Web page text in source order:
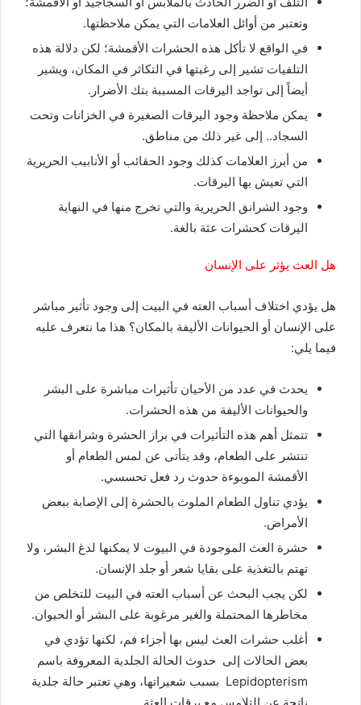
وتعتبر من أوائل العلامات التي يمكن ملاحظتها.
في الواقع لا تأكل هذه الحشرات الأقمشة؛ لكن دلالة هذه
التلفيات تشير إلى رغبتها في التكاثر في المكان، ويشير
أيضاً إلى تواجد اليرقات المسببة بتك الأضرار.
يمكن ملاحظة وجود اليرقات الصغيرة في الخزانات وتحت
السجاد.. إلى غير ذلك من مناطق.
من أبرز العلامات كذلك وجود الحقائب أو الأنابيب الحريرية
التي تعيش بها اليرقات.
وجود الشرانق الحريرية والتي تخرج منها في النهاية
اليرقات كحشرات عثة بالغة.
هل العث يؤثر على الإنسان
هل يؤدي اختلاف أسباب العته في البيت إلى وجود تأثير مباشر
على الإنسان أو الحيوانات الأليفة بالمكان؟ هذا ما نتعرف عليه
فيما يلي:
يحدث في عدد من الأحيان تأثيرات مباشرة على البشر
والحيوانات الأليفة من هذه الحشرات.
تتمثل أهم هذه التأثيرات في براز الحشرة وشرانقها التي
تنتشر على الطعام، وقد يتأتى عن لمس الطعام أو
الأقمشة الموبوءة حدوث رد فعل تحسسي.
يؤدي تناول الطعام الملوث بالحشرة إلى الإصابة ببعض
الأمراض.
حشرة العث الموجودة في البيوت لا يمكنها لدغ البشر، ولا
تهتم بالتغذية على بقايا شعر أو جلد الإنسان.
لكن يجب البحث عن أسباب العته في البيت للتخلص من
مخاطرها المحتملة والغير مرغوبة على البشر أو الحيوان.
أغلب حشرات العث ليس بها أجزاء فم، لكنها تؤدي في
بعض الحالات إلى حدوث الحالة الجلدية المعروفة باسم
Lepidopterism بسبب شعيراتها، وهي تعتبر حالة جلدية